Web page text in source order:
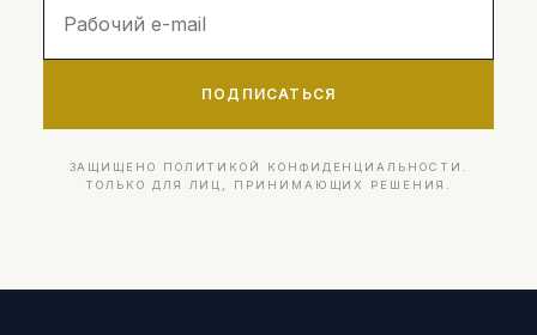
ПОДПИСАТЬСЯ
ЗАЩИЩЕНО ПОЛИТИКОЙ КОНФИДЕНЦИАЛЬНОСТИ.
ТОЛЬКО ДЛЯ ЛИЦ, ПРИНИМАЮЩИХ РЕШЕНИЯ.